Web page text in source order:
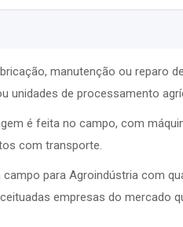
manutenção ou reparo
unidades de processamento
é feita no campo, com
com transporte.
para Agroindústria com
empresas do mercado